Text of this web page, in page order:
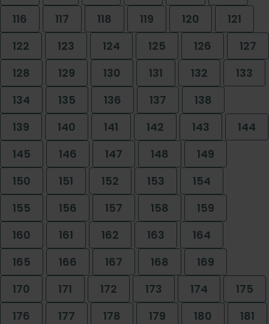
116
117 118 119 120
121
122
123 124 125 126
127
128
129 130 131 132
133
134
135 136 137
138
139
140 141 142 143
144
145
146 147 148
149
150
151 152 153
154
155
156 157 158
159
160
161 162 163
164
165
166 167 168
169
170
171 172 173 174
175
176
177 178 179 180
181